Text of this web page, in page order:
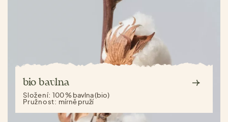
bio bavlna
Složení:100 % bavlna (bio)
Pružnost: mírně pruží